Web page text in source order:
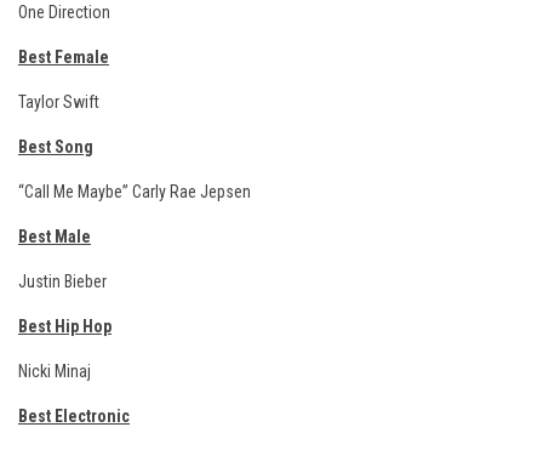
One Direction
Best Female
Taylor Swift
Best Song
“Call Me Maybe” Carly Rae Jepsen
Best Male
Justin Bieber
Best Hip Hop
Nicki Minaj
Best Electronic